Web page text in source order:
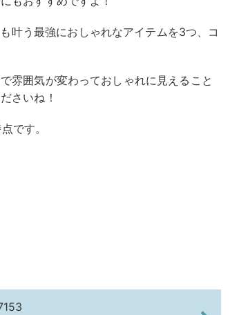
叶う最強におしゃれなアイテムを3つ、コ
雰囲気が変わっておしゃれに見えること
さいね！
です。